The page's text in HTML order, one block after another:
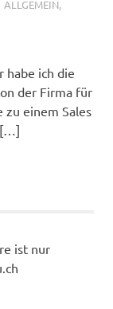
PETER
ALLGEMEIN,
habe ich die
der Firma für
zu einem Sales